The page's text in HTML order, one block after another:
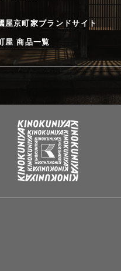
屋京町家ブランドサイト
屋 商品一覧